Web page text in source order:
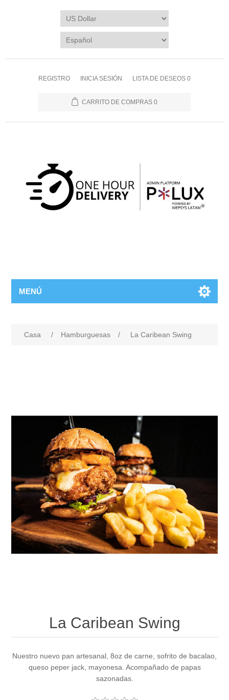
REGISTRO INICIA SESIÓN LISTA DE DESEOS 0
CARRITO DE COMPRAS 0
MENÚ
Casa / Hamburguesas / La Caribean Swing
La Caribean Swing
Nuestro nuevo pan artesanal, 8oz de carne, sofrito de bacalao,
queso peper jack, mayonesa. Acompañado de papas
sazonadas.